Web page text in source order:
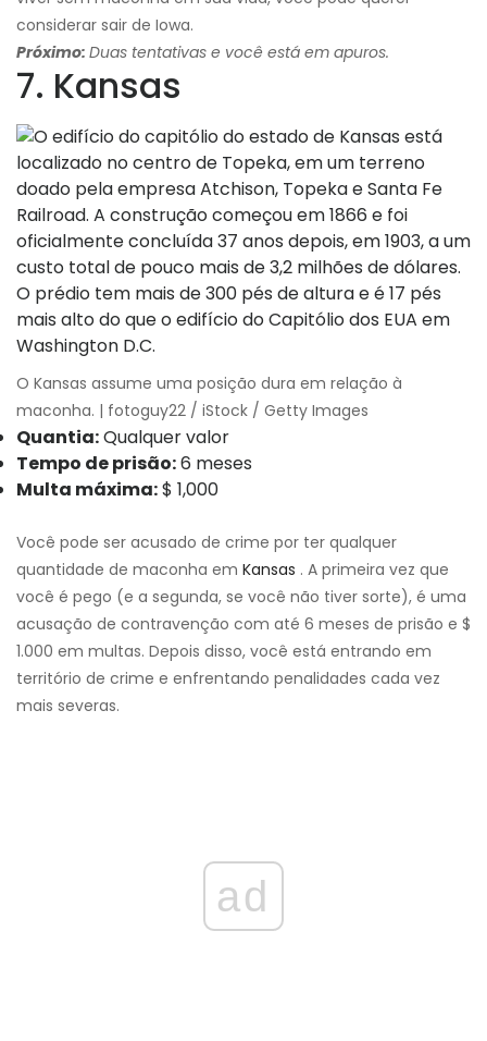
considerar sair de Iowa.
Próximo: Duas tentativas e você está em apuros.
7. Kansas
O Kansas assume uma posição dura em relação à
maconha. | fotoguy22 / iStock / Getty Images
Quantia:Qualquer valor
Tempo de prisão:6 meses
Multa máxima:$ 1,000
Você pode ser acusado de crime por ter qualquer
quantidade de maconha em Kansas . A primeira vez que
você é pego (e a segunda, se você não tiver sorte), é uma
acusação de contravenção com até 6 meses de prisão e $
1.000 em multas. Depois disso, você está entrando em
território de crime e enfrentando penalidades cada vez
mais severas.
ad